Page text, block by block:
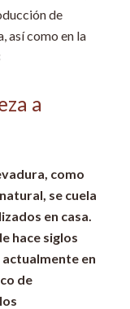
de
así como en la
a
como
se cuela
en casa.
hace siglos
en
de